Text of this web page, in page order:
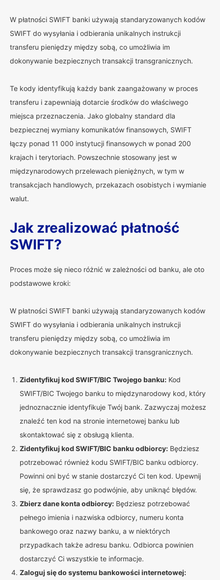
W płatności SWIFT banki używają standaryzowanych kodów
SWIFT do wysyłania i odbierania unikalnych instrukcji
transferu pieniędzy między sobą, co umożliwia im
dokonywanie bezpiecznych transakcji transgranicznych.
Te kody identyfikują każdy bank zaangażowany w proces
transferu i zapewniają dotarcie środków do właściwego
miejsca przeznaczenia. Jako globalny standard dla
bezpiecznej wymiany komunikatów finansowych, SWIFT
łączy ponad 11 000 instytucji finansowych w ponad 200
krajach i terytoriach. Powszechnie stosowany jest w
międzynarodowych przelewach pieniężnych, w tym w
transakcjach handlowych, przekazach osobistych i wymianie
walut.
Jak zrealizować płatność
SWIFT?
Proces może się nieco różnić w zależności od banku, ale oto
podstawowe kroki:
W płatności SWIFT banki używają standaryzowanych kodów
SWIFT do wysyłania i odbierania unikalnych instrukcji
transferu pieniędzy między sobą, co umożliwia im
dokonywanie bezpiecznych transakcji transgranicznych.
Zidentyfikuj kod SWIFT/BIC Twojego banku: Kod
SWIFT/BIC Twojego banku to międzynarodowy kod, który
jednoznacznie identyfikuje Twój bank. Zazwyczaj możesz
znaleźć ten kod na stronie internetowej banku lub
skontaktować się z obsługą klienta.
Zidentyfikuj kod SWIFT/BIC banku odbiorcy: Będziesz
potrzebować również kodu SWIFT/BIC banku odbiorcy.
Powinni oni być w stanie dostarczyć Ci ten kod. Upewnij
się, że sprawdzasz go podwójnie, aby uniknąć błędów.
Zbierz dane konta odbiorcy: Będziesz potrzebować
pełnego imienia i nazwiska odbiorcy, numeru konta
bankowego oraz nazwy banku, a w niektórych
przypadkach także adresu banku. Odbiorca powinien
dostarczyć Ci wszystkie te informacje.
Zaloguj się do systemu bankowości internetowej: